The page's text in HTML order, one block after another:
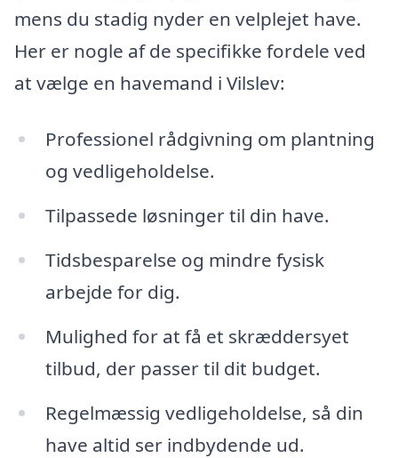
mens du stadig nyder en velplejet have.
Her er nogle af de specifikke fordele ved
at vælge en havemand i Vilslev:
Professionel rådgivning om plantning
og vedligeholdelse.
Tilpassede løsninger til din have.
Tidsbesparelse og mindre fysisk
arbejde for dig.
Mulighed for at få et skræddersyet
tilbud, der passer til dit budget.
Regelmæssig vedligeholdelse, så din
have altid ser indbydende ud.